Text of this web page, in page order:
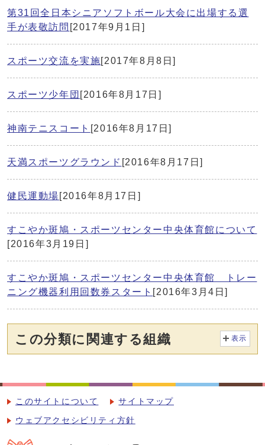
第31回全日本シニアソフトボール大会に出場する選
手が表敬訪問 [2017年9月1日]
スポーツ交流を実施[2017年8月8日]
スポーツ少年団 [2016年8月17日]
神南テニスコート [2016年8月17日]
天満スポーツグラウンド [2016年8月17日]
健民運動場 [2016年8月17日]
すこやか斑鳩・スポーツセンター中央体育館について
[2016年3月19日]
すこやか斑鳩・スポーツセンター中央体育館 トレー
ニング機器利用回数券スタート [2016年3月4日]
この分類に関連する組織 表示
このサイトについて サイトマップ
ウェブアクセシビリティ方針